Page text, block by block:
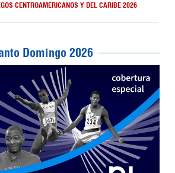
CENTROAMERICANOS Y DEL CARIBE 2026
Domingo 2026